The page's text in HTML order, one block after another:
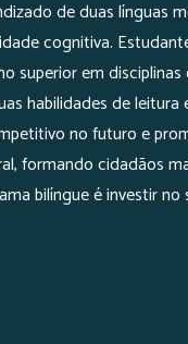
de duas línguas
cognitiva.
superior em
habilidades de
no futuro e
formando cidadãos
bilíngue é investir